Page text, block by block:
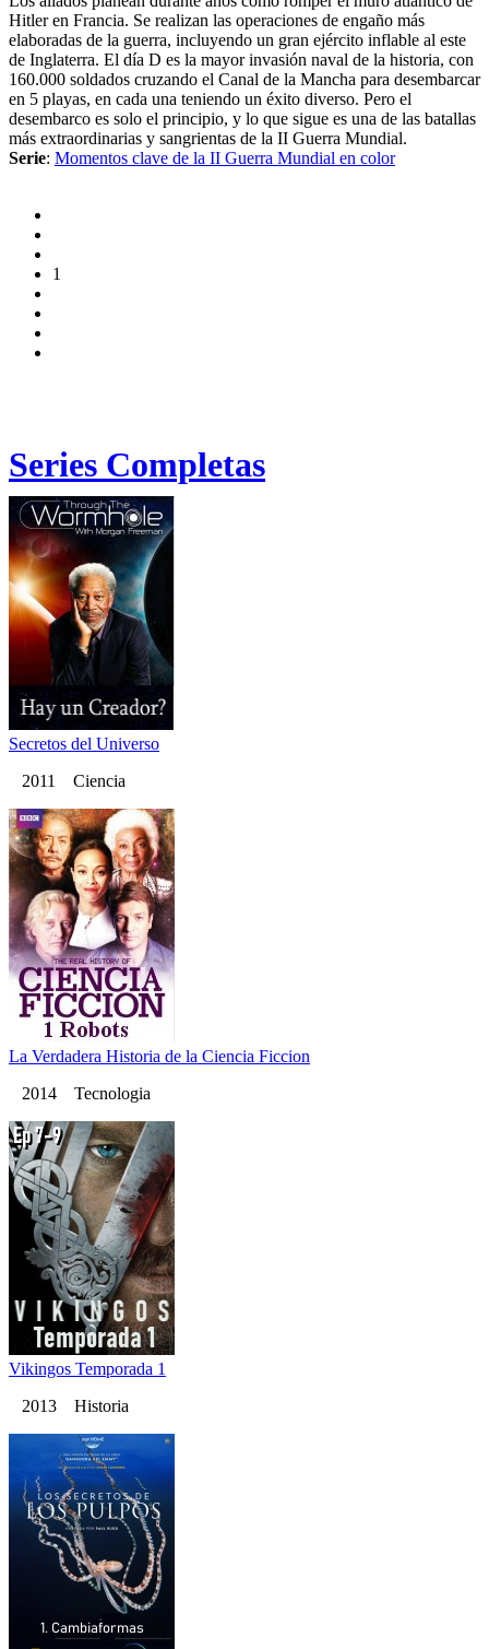
Hitler en Francia. Se realizan las operaciones de engaño más
elaboradas de la guerra, incluyendo un gran ejército inflable al este
de Inglaterra. El día D es la mayor invasión naval de la historia, con
160.000 soldados cruzando el Canal de la Mancha para desembarcar
en 5 playas, en cada una teniendo un éxito diverso. Pero el
desembarco es solo el principio, y lo que sigue es una de las batallas
más extraordinarias y sangrientas de la II Guerra Mundial.
Serie: Momentos clave de la II Guerra Mundial en color
1
Series Completas
Secretos del Universo
2011 Ciencia
La Verdadera Historia de la Ciencia Ficcion
2014 Tecnologia
Vikingos Temporada 1
2013 Historia